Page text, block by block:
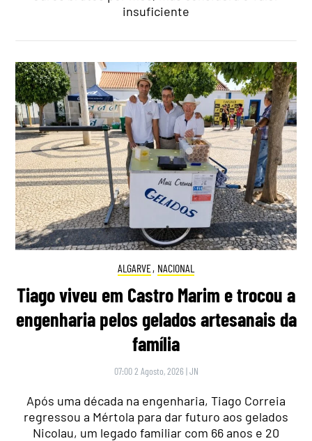
insuficiente
ALGARVE, NACIONAL
Tiago viveu em Castro Marim e trocou a
engenharia pelos gelados artesanais da
família
07:00 2 Agosto, 2026 |JN
Após uma década na engenharia, Tiago Correia
regressou a Mértola para dar futuro aos gelados
Nicolau, um legado familiar com 66 anos e 20